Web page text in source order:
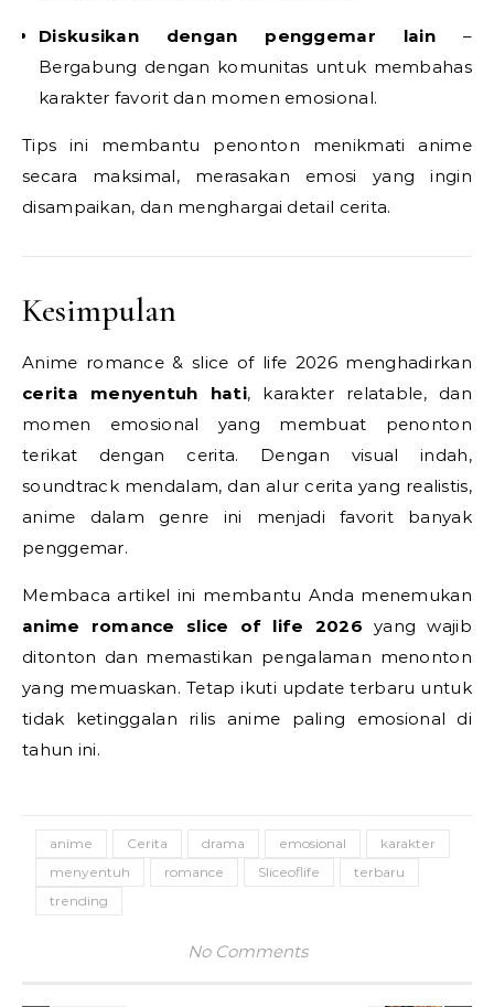
Diskusikan dengan penggemar lain–
Bergabung dengan komunitas untuk membahas
karakter favorit dan momen emosional.
Tips ini membantu penonton menikmati anime
secara maksimal, merasakan emosi yang ingin
disampaikan, dan menghargai detail cerita.
Kesimpulan
Anime romance & slice of life 2026 menghadirkan
cerita menyentuh hati, karakter relatable, dan
momen emosional yang membuat penonton
terikat dengan cerita. Dengan visual indah,
soundtrack mendalam, dan alur cerita yang realistis,
anime dalam genre ini menjadi favorit banyak
penggemar.
Membaca artikel ini membantu Anda menemukan
anime romance slice of life 2026 yang wajib
ditonton dan memastikan pengalaman menonton
yang memuaskan. Tetap ikuti update terbaru untuk
tidak ketinggalan rilis anime paling emosional di
tahun ini.
anime Cerita drama emosional
karakter
menyentuh
romance Sliceoflife
terbaru
trending
No Comments